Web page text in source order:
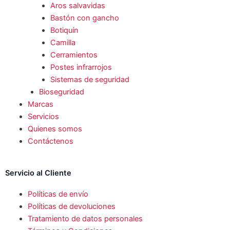
Aros salvavidas
Bastón con gancho
Botiquín
Camilla
Cerramientos
Postes infrarrojos
Sistemas de seguridad
Bioseguridad
Marcas
Servicios
Quienes somos
Contáctenos
Servicio al Cliente
Políticas de envío
Políticas de devoluciones
Tratamiento de datos personales